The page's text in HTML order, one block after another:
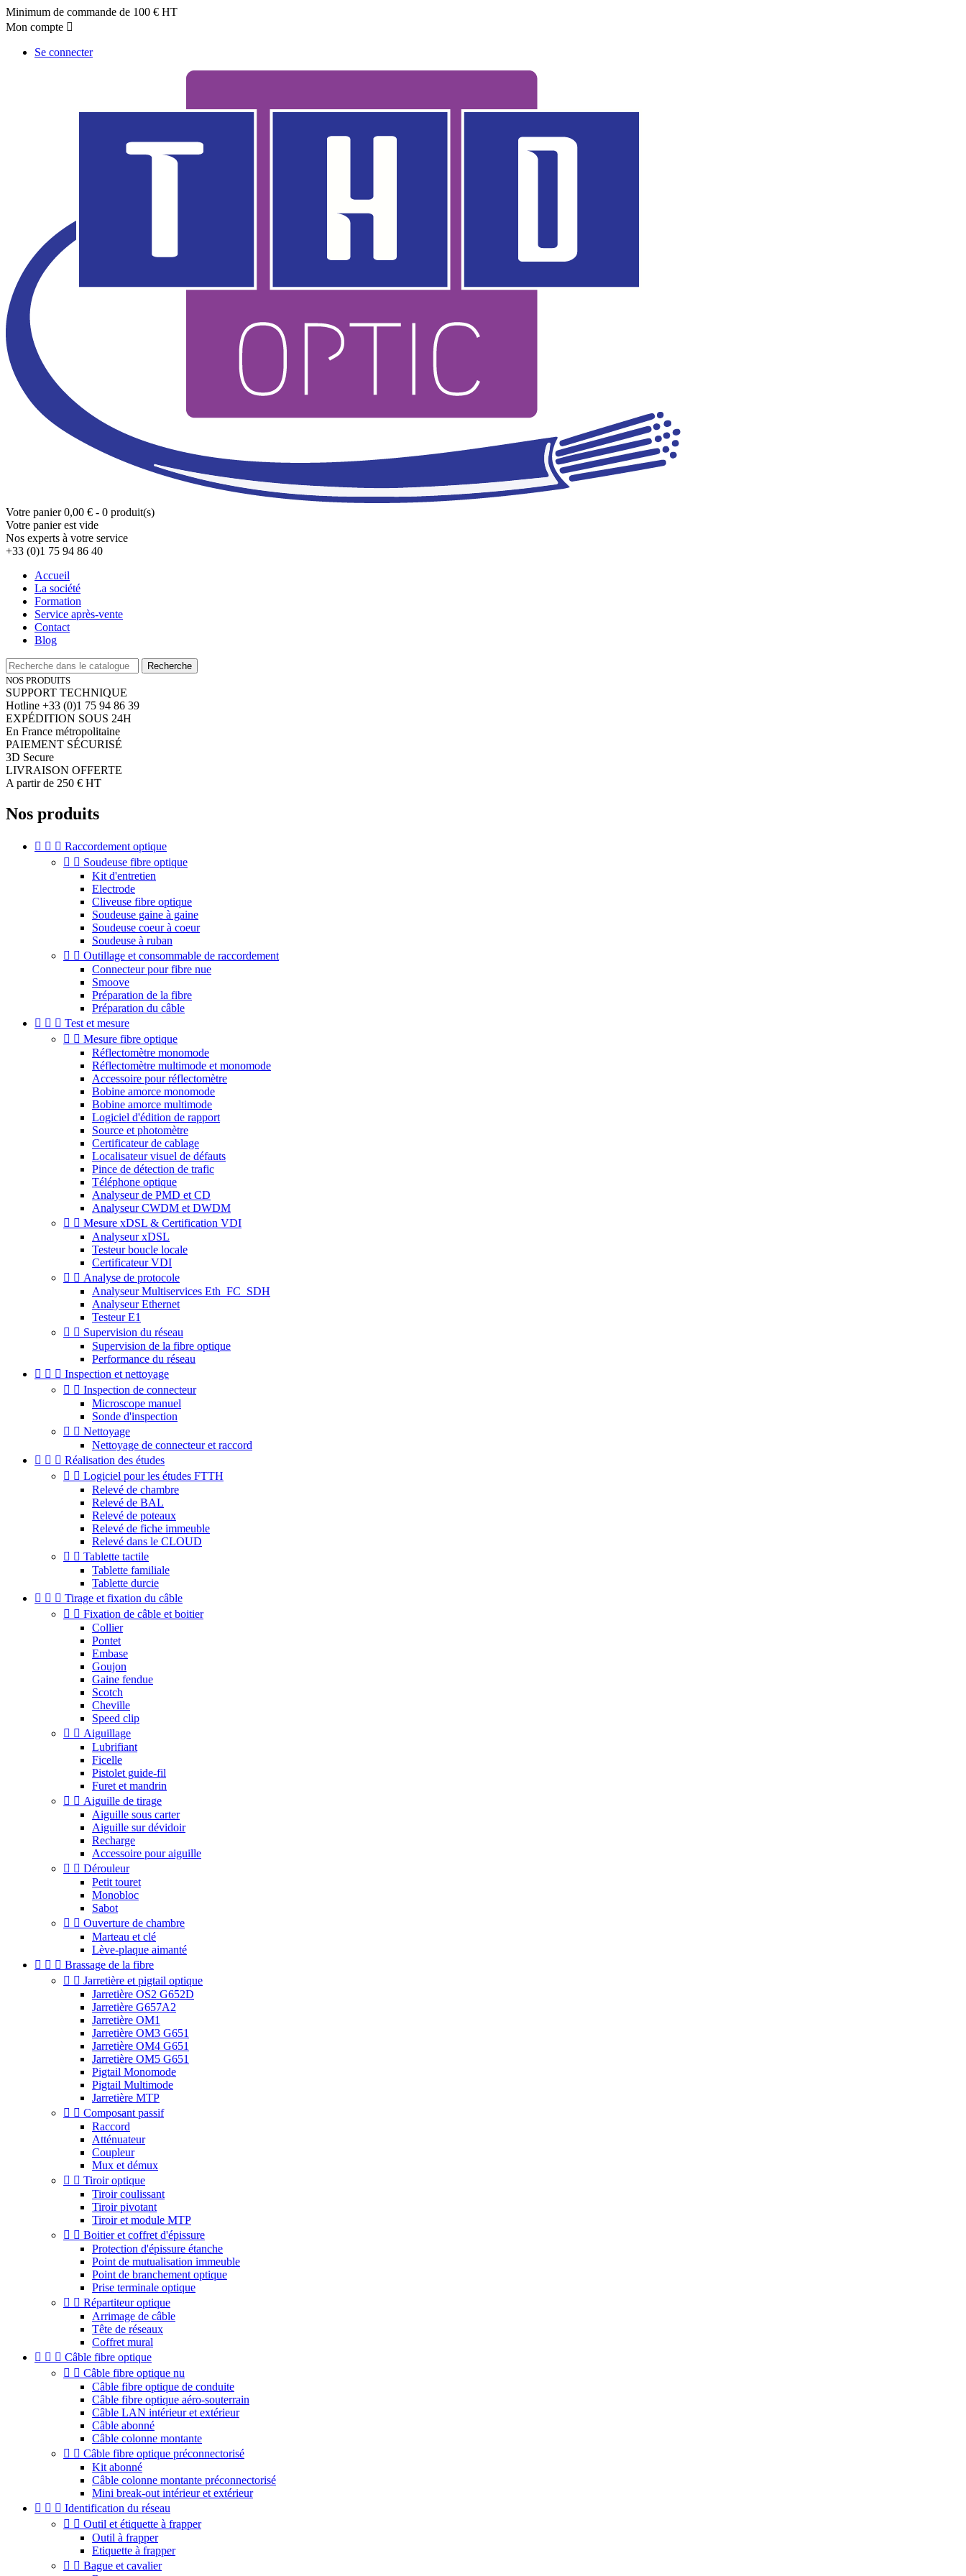
Minimum de commande de 100 € HT
Mon compte 
Se connecter
Votre panier 0,00 € - 0 produit(s)
Votre panier est vide
Nos experts à votre service
+33 (0)1 75 94 86 40
Accueil
La société
Formation
Service après-vente
Contact
Blog
Recherche
NOS PRODUITS
SUPPORT TECHNIQUE
Hotline +33 (0)1 75 94 86 39
EXPÉDITION SOUS 24H
En France métropolitaine
PAIEMENT SÉCURISÉ
3D Secure
LIVRAISON OFFERTE
A partir de 250 € HT
Nos produits
   Raccordement optique
  Soudeuse fibre optique
Kit d'entretien
Electrode
Cliveuse fibre optique
Soudeuse gaine à gaine
Soudeuse coeur à coeur
Soudeuse à ruban
  Outillage et consommable de raccordement
Connecteur pour fibre nue
Smoove
Préparation de la fibre
Préparation du câble
   Test et mesure
  Mesure fibre optique
Réflectomètre monomode
Réflectomètre multimode et monomode
Accessoire pour réflectomètre
Bobine amorce monomode
Bobine amorce multimode
Logiciel d'édition de rapport
Source et photomètre
Certificateur de cablage
Localisateur visuel de défauts
Pince de détection de trafic
Téléphone optique
Analyseur de PMD et CD
Analyseur CWDM et DWDM
  Mesure xDSL & Certification VDI
Analyseur xDSL
Testeur boucle locale
Certificateur VDI
  Analyse de protocole
Analyseur Multiservices Eth_FC_SDH
Analyseur Ethernet
Testeur E1
  Supervision du réseau
Supervision de la fibre optique
Performance du réseau
   Inspection et nettoyage
  Inspection de connecteur
Microscope manuel
Sonde d'inspection
  Nettoyage
Nettoyage de connecteur et raccord
   Réalisation des études
  Logiciel pour les études FTTH
Relevé de chambre
Relevé de BAL
Relevé de poteaux
Relevé de fiche immeuble
Relevé dans le CLOUD
  Tablette tactile
Tablette familiale
Tablette durcie
   Tirage et fixation du câble
  Fixation de câble et boitier
Collier
Pontet
Embase
Goujon
Gaine fendue
Scotch
Cheville
Speed clip
  Aiguillage
Lubrifiant
Ficelle
Pistolet guide-fil
Furet et mandrin
  Aiguille de tirage
Aiguille sous carter
Aiguille sur dévidoir
Recharge
Accessoire pour aiguille
  Dérouleur
Petit touret
Monobloc
Sabot
  Ouverture de chambre
Marteau et clé
Lève-plaque aimanté
   Brassage de la fibre
  Jarretière et pigtail optique
Jarretière OS2 G652D
Jarretière G657A2
Jarretière OM1
Jarretière OM3 G651
Jarretière OM4 G651
Jarretière OM5 G651
Pigtail Monomode
Pigtail Multimode
Jarretière MTP
  Composant passif
Raccord
Atténuateur
Coupleur
Mux et démux
  Tiroir optique
Tiroir coulissant
Tiroir pivotant
Tiroir et module MTP
  Boitier et coffret d'épissure
Protection d'épissure étanche
Point de mutualisation immeuble
Point de branchement optique
Prise terminale optique
  Répartiteur optique
Arrimage de câble
Tête de réseaux
Coffret mural
   Câble fibre optique
  Câble fibre optique nu
Câble fibre optique de conduite
Câble fibre optique aéro-souterrain
Câble LAN intérieur et extérieur
Câble abonné
Câble colonne montante
  Câble fibre optique préconnectorisé
Kit abonné
Câble colonne montante préconnectorisé
Mini break-out intérieur et extérieur
   Identification du réseau
  Outil et étiquette à frapper
Outil à frapper
Etiquette à frapper
  Bague et cavalier